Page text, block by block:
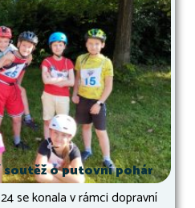
o putovní pohár
se konala v rámci dopravní